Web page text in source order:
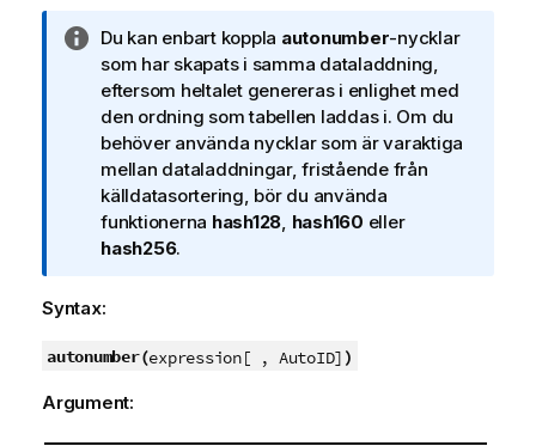
A
n
t
e
c
k
n
i
n
o
i
f
Du kan enbart koppla autonumber-nycklar
som har skapats i samma dataladdning,
eftersom heltalet genereras i enlighet med
den ordning som tabellen laddas i. Om du
behöver använda nycklar som är varaktiga
mellan dataladdningar, fristående från
källdatasortering, bör du använda
funktionerna hash128, hash160 eller
hash256.
Syntax:
autonumber(expression[ , AutoID] )
Argument: